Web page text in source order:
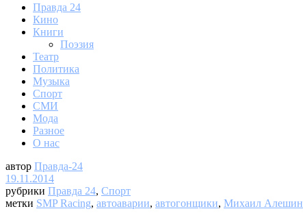
Правда 24
Кино
Книги
Поэзия
Театр
Политика
Музыка
Спорт
СМИ
Мода
Разное
О нас
автор Правда-24
19.11.2014
рубрики Правда 24, Спорт
метки SMP Racing, автоаварии, автогонщики, Михаил Алешин